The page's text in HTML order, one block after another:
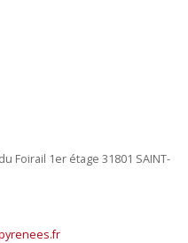
Foirail 1er étage 31801 SAINT-